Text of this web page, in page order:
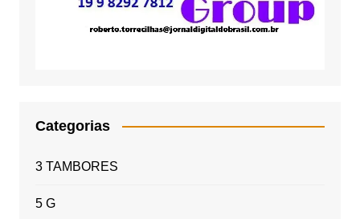
Categorias
3 TAMBORES
5 G